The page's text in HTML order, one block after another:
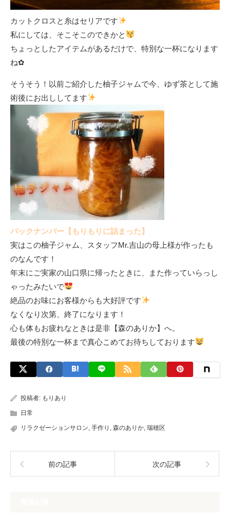
カットクロスと糸はセリアです
私にしては、そこそこのできかと
ちょっとしたアイテムがあるだけで、特別な一杯になります
ね✿
そうそう！以前ご紹介した柚子ジャムで今、ゆず茶として施
術後にお出ししてます
バックナンバー【もりもりに詰まった】
実はこの柚子ジャム、スタッフMr.吉山の母上様が作ったも
のなんです！
年末にご実家の山口県に帰ったときに、また作っていらっし
ゃったみたいで
絶品のお味にお客様からも大好評です
なくなり次第、終了になります！
心も体もお疲れなときは是非【森のありか】へ。
最後の特別な一杯まで真心こめてお待ちしております
投稿者: もりあり
日常
リラクゼーションサロン 手作り 森のありか 瑞穂区
前の記事 次の記事